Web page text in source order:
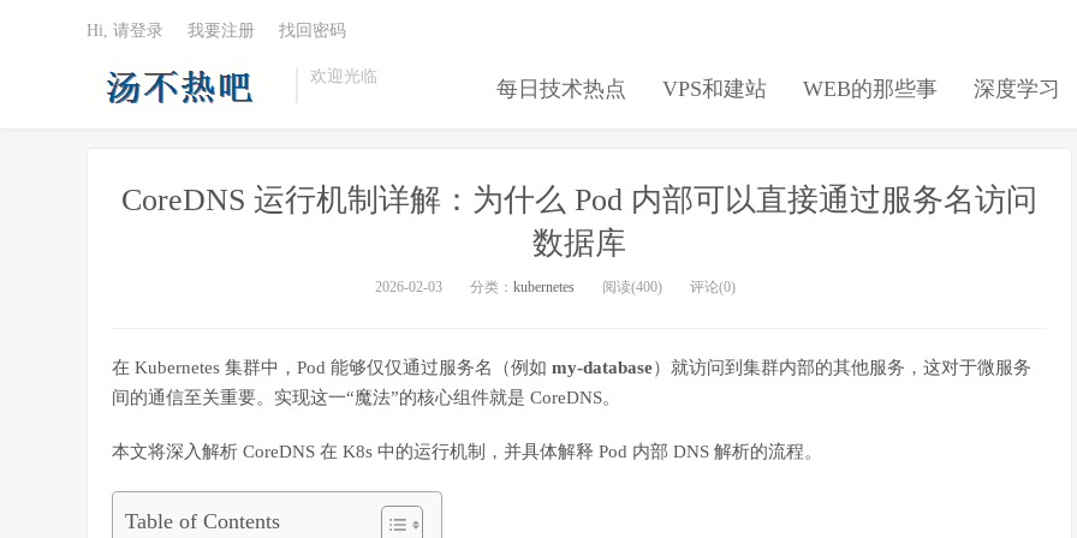
欢迎光临
每日技术热点 VPS和建站 WEB的那些事 深度学习
Hi, 请登录 我要注册 找回密码
CoreDNS 运行机制详解：为什么 Pod 内部可以直接通过服务名访问
数据库
2026-02-03 分类： kubernetes 阅读(400) 评论(0)
在 Kubernetes 集群中，Pod 能够仅仅通过服务名（例如 my-database）就访问到集群内部的其他服务，这对于微服务
间的通信至关重要。实现这一“魔法”的核心组件就是 CoreDNS。
本文将深入解析 CoreDNS 在 K8s 中的运行机制，并具体解释 Pod 内部 DNS 解析的流程。
Table of Contents